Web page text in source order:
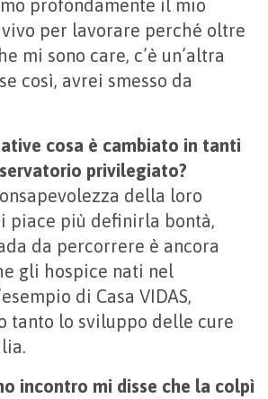
profondamente il mio
vivo per lavorare perché oltre
mi sono care, c’è un’altra
così, avrei smesso da
cosa è cambiato in tanti
privilegiato?
della loro
piace più definirla bontà,
da percorrere è ancora
gli hospice nati nel
di Casa VIDAS,
tanto lo sviluppo delle cure
incontro mi disse che la colpì